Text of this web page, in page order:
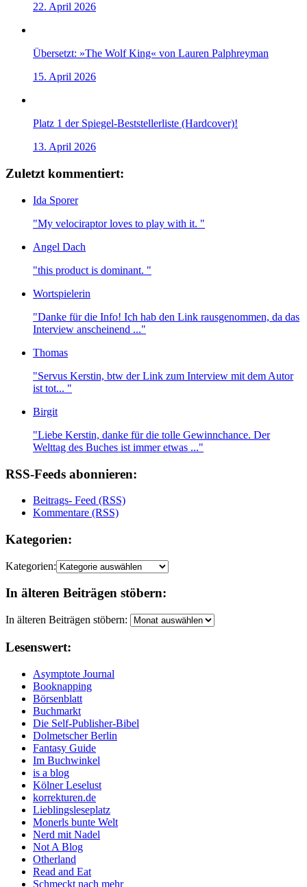
22. April 2026
Übersetzt: »The Wolf King« von Lauren Palphreyman
15. April 2026
Platz 1 der Spiegel-Beststellerliste (Hardcover)!
13. April 2026
Zuletzt kommentiert:
Ida Sporer
"My velociraptor loves to play with it. "
Angel Dach
"this product is dominant. "
Wortspielerin
"Danke für die Info! Ich hab den Link rausgenommen, da das
Interview anscheinend ..."
Thomas
"Servus Kerstin, btw der Link zum Interview mit dem Autor
ist tot... "
Birgit
"Liebe Kerstin, danke für die tolle Gewinnchance. Der
Welttag des Buches ist immer etwas ..."
RSS-Feeds abonnieren:
Beitrags- Feed (RSS)
Kommentare (RSS)
Kategorien:
Kategorien:
In älteren Beiträgen stöbern:
In älteren Beiträgen stöbern:
Lesenswert:
Asymptote Journal
Booknapping
Börsenblatt
Buchmarkt
Die Self-Publisher-Bibel
Dolmetscher Berlin
Fantasy Guide
Im Buchwinkel
is a blog
Kölner Leselust
korrekturen.de
Lieblingsleseplatz
Monerls bunte Welt
Nerd mit Nadel
Not A Blog
Otherland
Read and Eat
Schmeckt nach mehr